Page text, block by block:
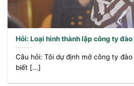
Hỏi: Loại hình thành lập công ty
Câu hỏi: Tôi dự định mở công ty
biết [...]